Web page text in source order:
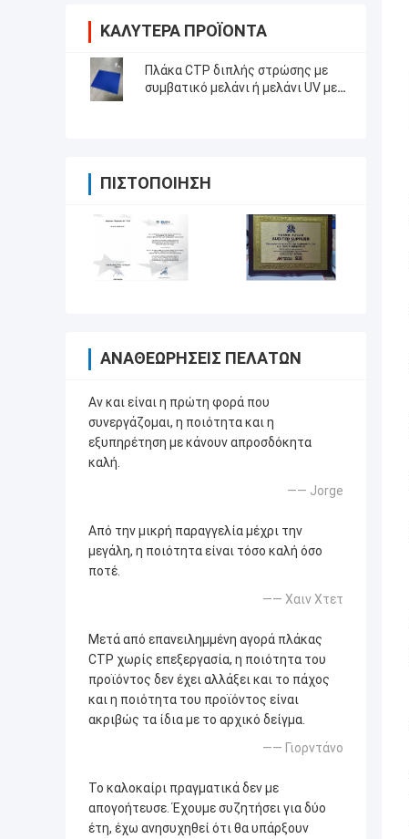
ΚΑΛΎΤΕΡΑ ΠΡΟΪΌΝΤΑ
Πλάκα CTP διπλής στρώσης με
συμβατικό μελάνι ή μελάνι UV με
ΠΙΣΤΟΠΟΊΗΣΗ
ΑΝΑΘΕΩΡΉΣΕΙΣ ΠΕΛΑΤΏΝ
Αν και είναι η πρώτη φορά που
συνεργάζομαι, η ποιότητα και η
εξυπηρέτηση με κάνουν απροσδόκητα
καλή.
—— Jorge
Από την μικρή παραγγελία μέχρι την
μεγάλη, η ποιότητα είναι τόσο καλή όσο
ποτέ.
—— Χαιν Χτετ
Μετά από επανειλημμένη αγορά πλάκας
CTP χωρίς επεξεργασία, η ποιότητα του
προϊόντος δεν έχει αλλάξει και το πάχος
και η ποιότητα του προϊόντος είναι
ακριβώς τα ίδια με το αρχικό δείγμα.
—— Γιορντάνο
Το καλοκαίρι πραγματικά δεν με
απογοήτευσε. Έχουμε συζητήσει για δύο
έτη, έχω ανησυχηθεί ότι θα υπάρξουν